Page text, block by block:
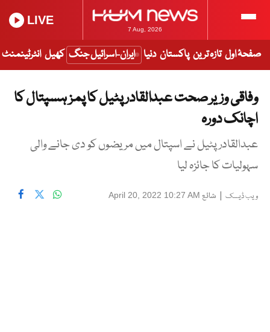
7 Aug, 2026
LIVE
صفحۂ اول تازہ ترین پاکستان دنیا ایران-اسرائیل جنگ کھیل انٹرٹینمنٹ
وفاقی وزیر صحت عبدالقادر پٹیل کا پمز ہسپتال کا
اچانک دورہ
عبدالقادر پٹیل نے اسپتال میں مریضوں کو دی جانے والی
سہولیات کا جائزہ لیا
ویب ڈیسک | شائع April 20, 2022 10:27 AM